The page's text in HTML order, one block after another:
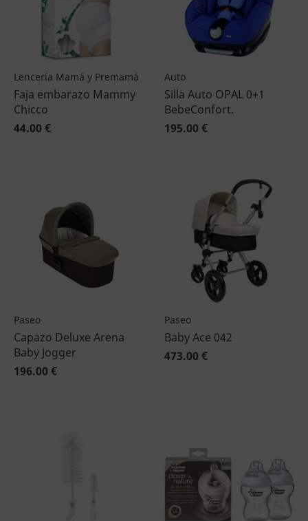
Lencería Mamá y Premamá
Faja embarazo Mammy
Chicco
44.00 €
Auto
Silla Auto OPAL 0+1
BebeConfort.
195.00 €
Paseo
Capazo Deluxe Arena
Baby Jogger
196.00 €
Paseo
Baby Ace 042
473.00 €